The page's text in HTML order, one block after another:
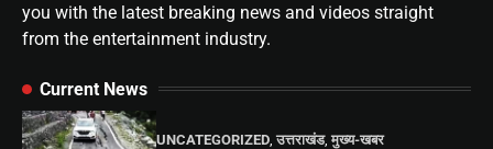
you with the latest breaking news and videos straight
from the entertainment industry.
Current News
UNCATEGORIZED ,उत्तराखंड,मुख्य-खबर